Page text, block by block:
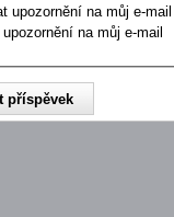
upozornění na můj e-mail
na můj e-mail